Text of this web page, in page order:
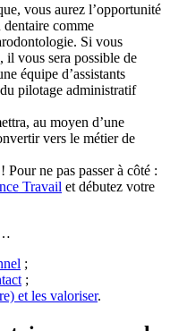
vous aurez l’opportunité
dentaire comme
Si vous
il vous sera possible de
équipe d’assistants
pilotage administratif
au moyen d’une
vers le métier de
Pour ne pas passer à côté :
Travail et débutez votre
;
;
et les valoriser.